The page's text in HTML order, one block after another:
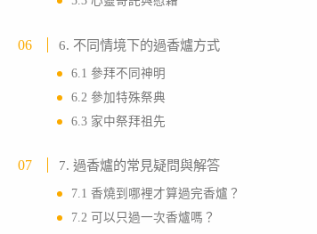
6. 不同情境下的過香爐方式
6.1 參拜不同神明
6.2 參加特殊祭典
6.3 家中祭拜祖先
7. 過香爐的常見疑問與解答
7.1 香燒到哪裡才算過完香爐？
7.2 可以只過一次香爐嗎？